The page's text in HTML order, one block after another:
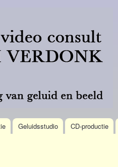
algemene
inhoud
gaan
Geluidsstudio CD-productie